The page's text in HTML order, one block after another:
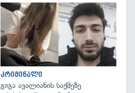
კრიმინალი
გიგა ავალიანის საქმეზე